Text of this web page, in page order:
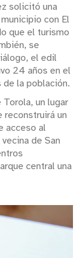
solicitó una
con El
que el turismo
se
el edil
24 años en el
de la población.
Torola, un lugar
reconstruirá un
acceso al
de San
central una